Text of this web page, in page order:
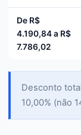
De R$
4.190,84 a R$
7.786,02
Desconto
10,00% (não